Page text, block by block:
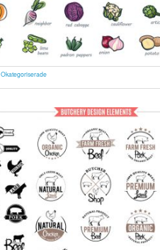
Okategoriserade